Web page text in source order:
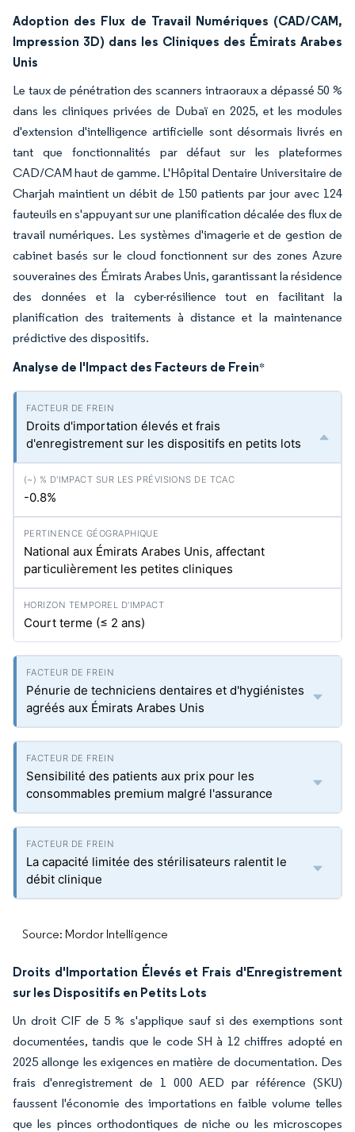
Adoption des Flux de Travail Numériques (CAD/CAM,
Impression 3D) dans les Cliniques des Émirats Arabes
Unis
Le taux de pénétration des scanners intraoraux a dépassé 50 %
dans les cliniques privées de Dubaï en 2025, et les modules
d'extension d'intelligence artificielle sont désormais livrés en
tant que fonctionnalités par défaut sur les plateformes
CAD/CAM haut de gamme. L'Hôpital Dentaire Universitaire de
Charjah maintient un débit de 150 patients par jour avec 124
fauteuils en s'appuyant sur une planification décalée des flux de
travail numériques. Les systèmes d'imagerie et de gestion de
cabinet basés sur le cloud fonctionnent sur des zones Azure
souveraines des Émirats Arabes Unis, garantissant la résidence
des données et la cyber-résilience tout en facilitant la
planification des traitements à distance et la maintenance
prédictive des dispositifs.
Analyse de l'Impact des Facteurs de Frein*
Droits d'importation élevés et frais
d'enregistrement sur les dispositifs en petits lots
-0.8%
National aux Émirats Arabes Unis, affectant
particulièrement les petites cliniques
Court terme (≤ 2 ans)
Pénurie de techniciens dentaires et d'hygiénistes
agréés aux Émirats Arabes Unis
Sensibilité des patients aux prix pour les
consommables premium malgré l'assurance
La capacité limitée des stérilisateurs ralentit le
débit clinique
Source: Mordor Intelligence
Droits d'Importation Élevés et Frais d'Enregistrement
sur les Dispositifs en Petits Lots
Un droit CIF de 5 % s'applique sauf si des exemptions sont
documentées, tandis que le code SH à 12 chiffres adopté en
2025 allonge les exigences en matière de documentation. Des
frais d'enregistrement de 1 000 AED par référence (SKU)
faussent l'économie des importations en faible volume telles
que les pinces orthodontiques de niche ou les microscopes